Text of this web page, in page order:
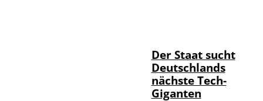
Der Staat sucht
Deutschlands
nächste Tech-
Giganten